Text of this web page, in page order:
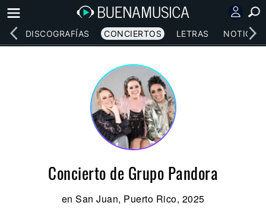
DISCOGRAFÍAS CONCIERTOS LETRAS NOTICIAS
Concierto de Grupo Pandora
en San Juan, Puerto Rico, 2025